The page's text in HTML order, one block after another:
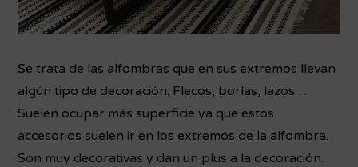
Se trata de las alfombras que en sus extremos llevan
algún tipo de decoración. Flecos, borlas, lazos…
Suelen ocupar más superficie ya que estos
accesorios suelen ir en los extremos de la alfombra.
Son muy decorativas y dan un plus a la decoración.